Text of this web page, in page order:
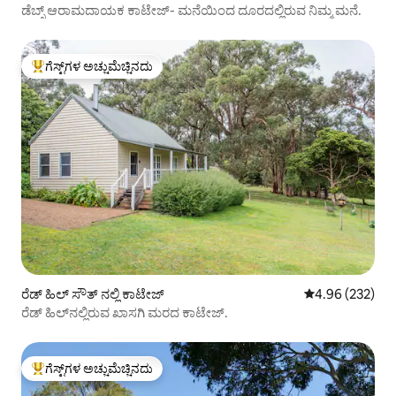
ಡೆಬ್ಸ್ ಆರಾಮದಾಯಕ ಕಾಟೇಜ್- ಮನೆಯಿಂದ ದೂರದಲ್ಲಿರುವ ನಿಮ್ಮ ಮನೆ.
ಗೆಸ್ಟ್‌ಗಳಿಗೆ ಅತಿ ಹೆಚ್ಚು ಅಚ್ಚುಮೆಚ್ಚಿನದು
ಗೆಸ್ಟ್‌ಗಳ ಅಚ್ಚುಮೆಚ್ಚಿನದು
ರೆಡ್ ಹಿಲ್ ಸೌತ್ ನಲ್ಲಿ ಕಾಟೇಜ್ 5 ರಲ್ಲಿ 4.96
4.96 (232)
ರೆಡ್ ಹಿಲ್‌ನಲ್ಲಿರುವ ಖಾಸಗಿ ಮರದ ಕಾಟೇಜ್.
ಗೆಸ್ಟ್‌ಗಳಿಗೆ ಅತಿ ಹೆಚ್ಚು ಅಚ್ಚುಮೆಚ್ಚಿನದು
ಗೆಸ್ಟ್‌ಗಳ ಅಚ್ಚುಮೆಚ್ಚಿನದು